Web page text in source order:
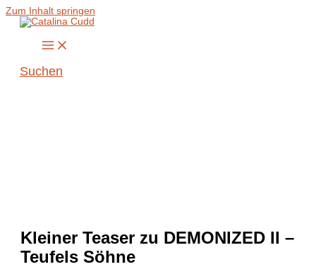
Zum Inhalt springen
Suchen
Kleiner Teaser zu DEMONIZED II –
Teufels Söhne